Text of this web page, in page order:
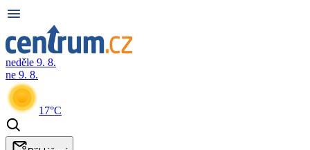
neděle 9. 8.
ne 9. 8.
17°C